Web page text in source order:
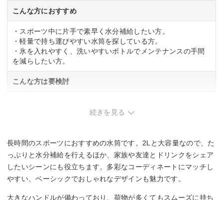
こんな方におすすめ
・スポーツ中に片手で素早く水分補給したい方。
・軽量で持ち運びやすい水筒を探している方。
・氷を入れやすく、洗いやすいボトルでメンテナンスの手間
を減らしたい方。
こんな方は要検討
・デザインの豊富さや個性的な見た目を重視する方。
続きを見る
長時間のスポーツにおすすめの水筒です。2Lと大容量なので、た
っぷりと水分補給を行えるほか、家族や友達とドリンクをシェア
したいシーンにも役立ちます。多彩なコーディネートにマッチし
やすい、ベーシックでおしゃれなデザインも魅力です。
大きなハンドルが備わっており、荷物が多くてもスムーズに持ち